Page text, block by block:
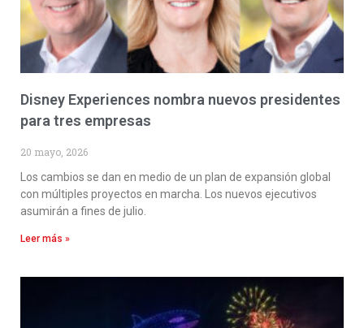
Disney Experiences nombra nuevos presidentes
para tres empresas
20 mayo, 2026
Los cambios se dan en medio de un plan de expansión global
con múltiples proyectos en marcha. Los nuevos ejecutivos
asumirán a fines de julio.
Leer más »